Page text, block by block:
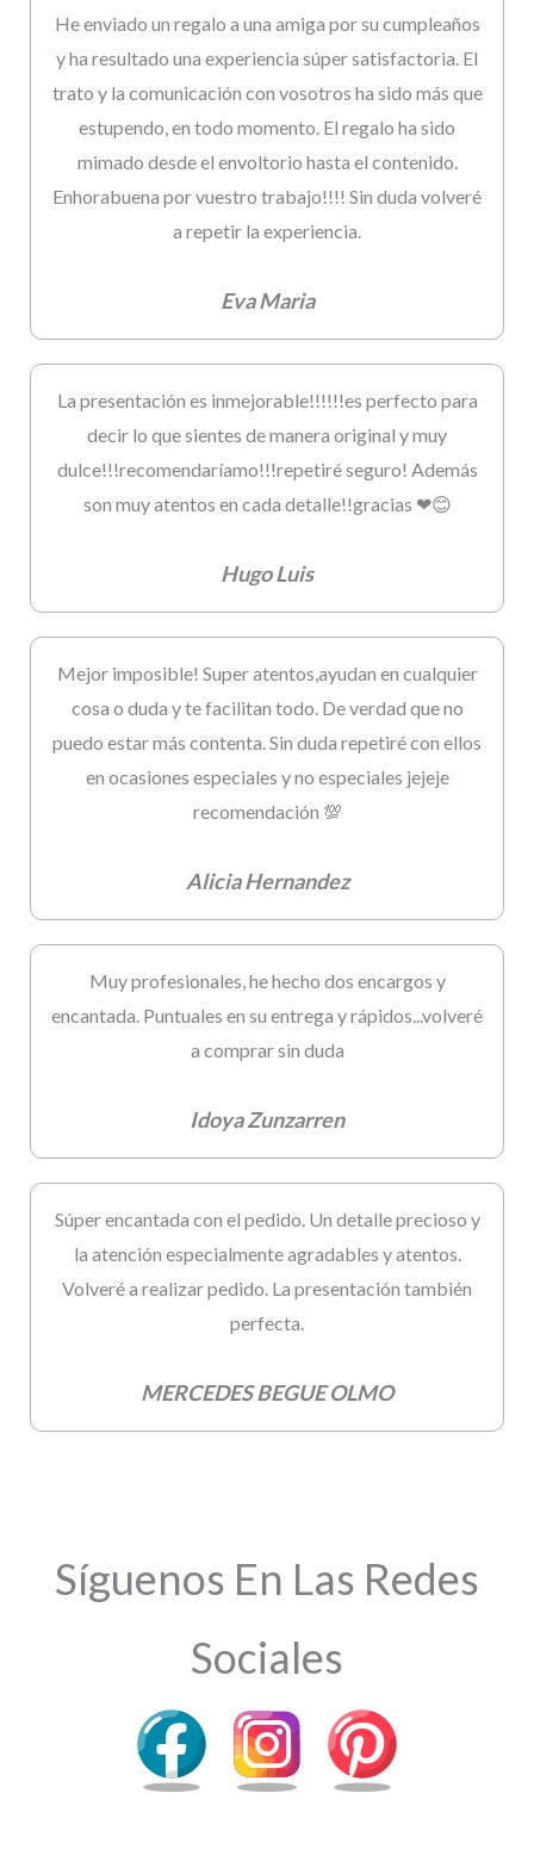
He enviado un regalo a una amiga por su cumpleaños
y ha resultado una experiencia súper satisfactoria. El
trato y la comunicación con vosotros ha sido más que
estupendo, en todo momento. El regalo ha sido
mimado desde el envoltorio hasta el contenido.
Enhorabuena por vuestro trabajo!!!! Sin duda volveré
a repetir la experiencia.
Eva Maria
La presentación es inmejorable!!!!!!es perfecto para
decir lo que sientes de manera original y muy
dulce!!!recomendaríamo!!!repetiré seguro! Además
son muy atentos en cada detalle!!gracias ❤😊
Hugo Luis
Mejor imposible! Super atentos,ayudan en cualquier
cosa o duda y te facilitan todo. De verdad que no
puedo estar más contenta. Sin duda repetiré con ellos
en ocasiones especiales y no especiales jejeje
recomendación 💯
Alicia Hernandez
Muy profesionales, he hecho dos encargos y
encantada. Puntuales en su entrega y rápidos...volveré
a comprar sin duda
Idoya Zunzarren
Súper encantada con el pedido. Un detalle precioso y
la atención especialmente agradables y atentos.
Volveré a realizar pedido. La presentación también
perfecta.
MERCEDES BEGUE OLMO
Síguenos En Las Redes
Sociales